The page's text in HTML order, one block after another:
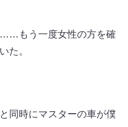
もう一度女性の方を確
た。
同時にマスターの車が僕